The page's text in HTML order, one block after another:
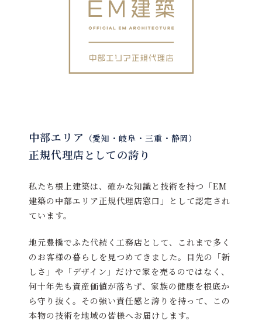
中部エリア （愛知・岐阜・三重・静岡）
正規代理店としての誇り
私たち根上建築は、確かな知識と技術を持つ「EM
建築の中部エリア正規代理店窓口」として認定され
ています。
地元豊橋でふた代続く工務店として、これまで多く
のお客様の暮らしを見つめてきました。目先の「新
しさ」や「デザイン」だけで家を売るのではなく、
何十年先も資産価値が落ちず、家族の健康を根底か
ら守り抜く。その強い責任感と誇りを持って、この
本物の技術を地域の皆様へお届けします。